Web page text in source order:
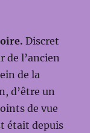
Discret
de l’ancien
de la
d’être un
de vue
était depuis